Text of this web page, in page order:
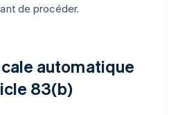
de procéder.
automatique
83(b)